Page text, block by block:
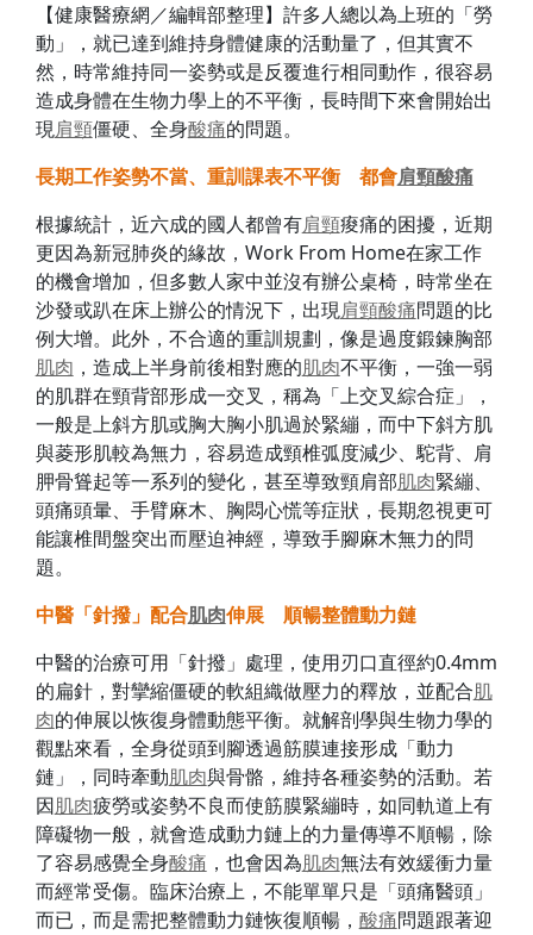
【健康醫療網／編輯部整理】許多人總以為上班的「勞
動」，就已達到維持身體健康的活動量了，但其實不
然，時常維持同一姿勢或是反覆進行相同動作，很容易
造成身體在生物力學上的不平衡，長時間下來會開始出
現肩頸僵硬、全身酸痛的問題。
長期工作姿勢不當、重訓課表不平衡 都會肩頸酸痛
根據統計，近六成的國人都曾有肩頸痠痛的困擾，近期
更因為新冠肺炎的緣故，Work From Home在家工作
的機會增加，但多數人家中並沒有辦公桌椅，時常坐在
沙發或趴在床上辦公的情況下，出現肩頸酸痛問題的比
例大增。此外，不合適的重訓規劃，像是過度鍛鍊胸部
肌肉 ，造成上半身前後相對應的肌肉不平衡，一強一弱
的肌群在頸背部形成一交叉，稱為「上交叉綜合症」，
一般是上斜方肌或胸大胸小肌過於緊繃，而中下斜方肌
與菱形肌較為無力，容易造成頸椎弧度減少、駝背、肩
胛骨聳起等一系列的變化，甚至導致頸肩部肌肉緊繃、
頭痛頭暈、手臂麻木、胸悶心慌等症狀，長期忽視更可
能讓椎間盤突出而壓迫神經，導致手腳麻木無力的問
題。
中醫「針撥」配合肌肉伸展 順暢整體動力鏈
中醫的治療可用「針撥」處理，使用刃口直徑約0.4mm
的扁針，對攣縮僵硬的軟組織做壓力的釋放，並配合肌
肉的伸展以恢復身體動態平衡。就解剖學與生物力學的
觀點來看，全身從頭到腳透過筋膜連接形成「動力
鏈」，同時牽動肌肉與骨骼，維持各種姿勢的活動。若
因肌肉疲勞或姿勢不良而使筋膜緊繃時，如同軌道上有
障礙物一般，就會造成動力鏈上的力量傳導不順暢，除
了容易感覺全身酸痛 ，也會因為肌肉無法有效緩衝力量
而經常受傷。臨床治療上，不能單單只是「頭痛醫頭」
而已，而是需把整體動力鏈恢復順暢， 酸痛問題跟著迎